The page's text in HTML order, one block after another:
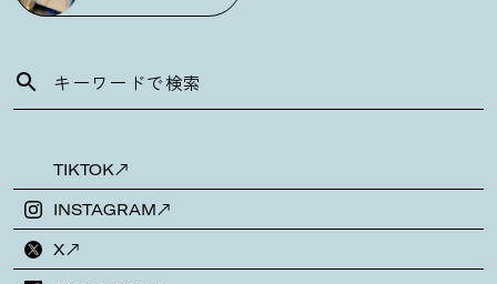
TIKTOK
INSTAGRAM
X